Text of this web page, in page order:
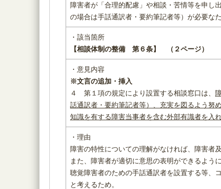
障害者が「合理的配慮」や相談・苦情等を申し
の場合は手話通訳者・要約筆記者等）が必要な
・該当箇所
【相談体制の整備 第６条】
（２ページ）
・意見内容
※文言の追加・挿入
４ 第１項の規定により設置する相談窓口は、
話通訳者・要約筆記者等）、充実を図るよう努
知識を有する障害当事者を含む外部有識者を入
・理由
障害の特性についての理解がなければ、障害者
また、障害者が適切に意思の表明ができるよう
聴覚障害者のための手話通訳者を設置する等、
と考えるため。